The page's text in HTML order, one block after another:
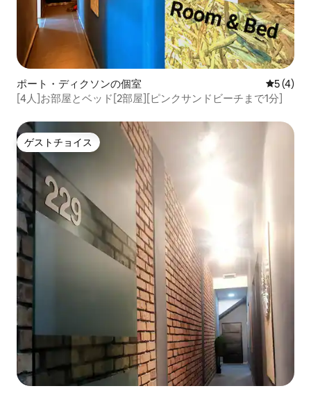
ポート・ディクソンの個室 レビュー
5 (4)
[4人]お部屋とベッド[2部屋][ピンクサンドビーチまで1分]
ゲストチョイス
ゲストチョイス